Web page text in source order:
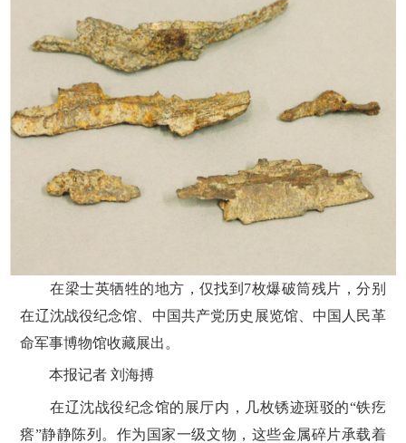
在梁士英牺牲的地方，仅找到7枚爆破筒残片，分别
在辽沈战役纪念馆、中国共产党历史展览馆、中国人民革
命军事博物馆收藏展出。‌
本报记者 刘海搏
在辽沈战役纪念馆的展厅内，几枚锈迹斑驳的“铁疙
瘩”静静陈列。作为国家一级文物，这些金属碎片承载着